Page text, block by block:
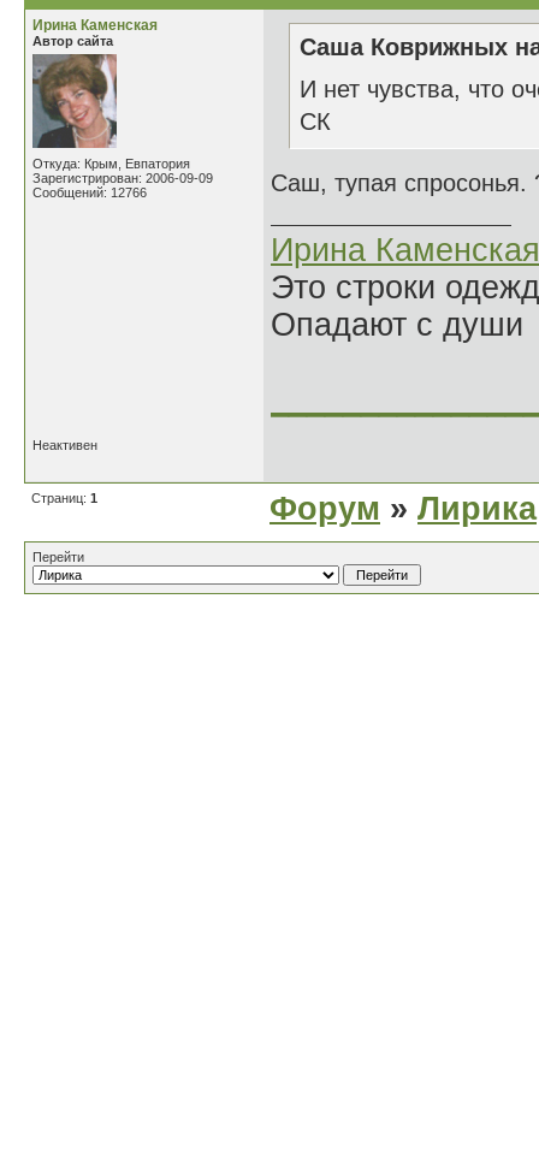
Ирина Каменская
Автор сайта
Откуда: Крым, Евпатория
Зарегистрирован: 2006-09-09
Сообщений: 12766
Саша Коврижных
И нет чувства, что
СК
Саш, тупая спросонья.
Ирина Каменская
Это строки
Опадают с души
Неактивен
Страниц: 1 Форум » Лирика
Перейти